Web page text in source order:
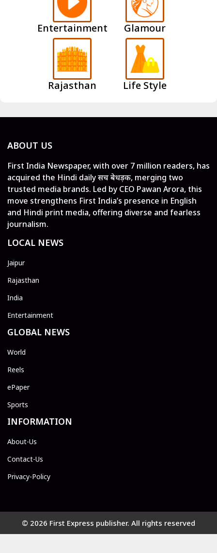
Entertainment Glamour
Rajasthan Life Style
ABOUT US
First India Newspaper, with over 7 million readers, has
acquired the Hindi daily सच बेधड़क, merging two
trusted media brands. Led by CEO Pawan Arora, this
move strengthens First India’s presence in English
and Hindi print media, offering diverse and fearless
journalism.
LOCAL NEWS
Jaipur
Rajasthan
India
Entertainment
GLOBAL NEWS
World
Reels
ePaper
Sports
INFORMATION
About-Us
Contact-Us
Privacy-Policy
© 2026 First Express publisher. All rights reserved